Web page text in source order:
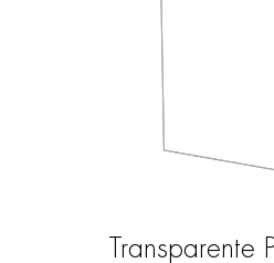
Transparente